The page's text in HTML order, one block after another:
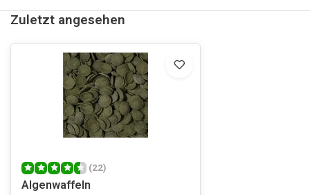
Zuletzt angesehen
(22)
Algenwaffeln